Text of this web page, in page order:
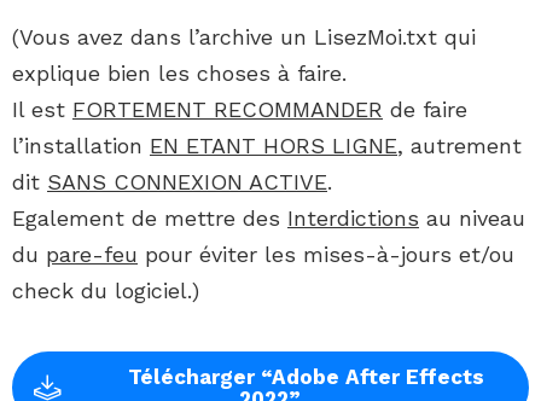
(Vous avez dans l’archive un LisezMoi.txt qui
explique bien les choses à faire.
Il est FORTEMENT RECOMMANDER de faire
l’installation EN ETANT HORS LIGNE, autrement
dit SANS CONNEXION ACTIVE.
Egalement de mettre des Interdictions au niveau
du pare-feu pour éviter les mises-à-jours et/ou
check du logiciel.)
Télécharger “Adobe After Effects